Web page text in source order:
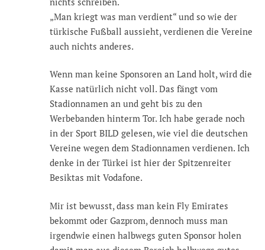
„Man kriegt was man verdient“ und so wie der
türkische Fußball aussieht, verdienen die Vereine
auch nichts anderes.
Wenn man keine Sponsoren an Land holt, wird die
Kasse natürlich nicht voll. Das fängt vom
Stadionnamen an und geht bis zu den
Werbebanden hinterm Tor. Ich habe gerade noch
in der Sport BILD gelesen, wie viel die deutschen
Vereine wegen dem Stadionnamen verdienen. Ich
denke in der Türkei ist hier der Spitzenreiter
Besiktas mit Vodafone.
Mir ist bewusst, dass man kein Fly Emirates
bekommt oder Gazprom, dennoch muss man
irgendwie einen halbwegs guten Sponsor holen